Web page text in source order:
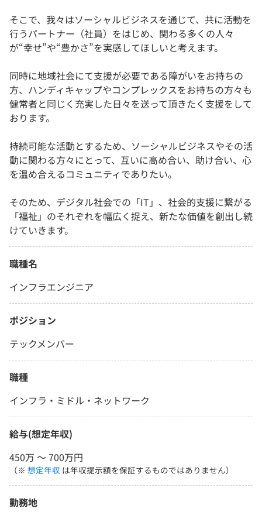
そこで、我々はソーシャルビジネスを通じて、共に活動を
行うパートナー（社員）をはじめ、関わる多くの人々
が“幸せ”や“豊かさ”を実感してほしいと考えます。
同時に地域社会にて支援が必要である障がいをお持ちの
方、ハンディキャップやコンプレックスをお持ちの方々も
健常者と同じく充実した日々を送って頂きたく支援をして
おります。
持続可能な活動とするため、ソーシャルビジネスやその活
動に関わる方々にとって、互いに高め合い、助け合い、心
を温め合えるコミュニティでありたい。
そのため、デジタル社会での「IT」、社会的支援に繋がる
「福祉」のそれぞれを幅広く捉え、新たな価値を創出し続
けていきます。
職種名
インフラエンジニア
ポジション
テックメンバー
職種
インフラ・ミドル・ネットワーク
給与(想定年収)
450万 〜 700万円
（※ 想定年収 は年収提示額を保証するものではありません）
勤務地